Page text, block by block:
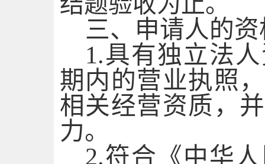
三、申请人的
1.具有独立法
期内的营业执照
相关经营资质，
力。
2.符合《中华